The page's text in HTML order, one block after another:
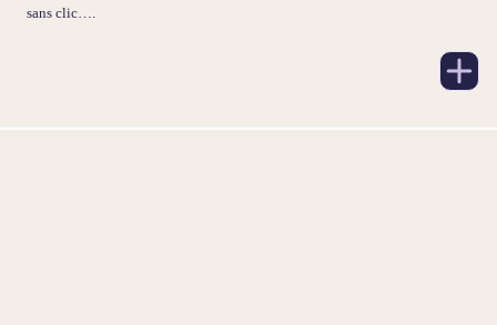
sans clic….